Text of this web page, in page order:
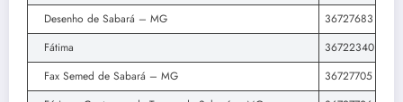
Desenho de Sabará – MG
36727683
Fátima
36722340
Fax Semed de Sabará – MG
36727705